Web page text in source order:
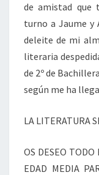
de amistad que
turno a Jaume y
deleite de mi
literaria
de 2º de
según me ha
LA LITERATURA
OS DESEO TODO
EDAD MEDIA